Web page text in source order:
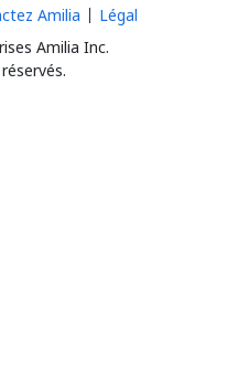
Amilia Inc.
Amilia Légal